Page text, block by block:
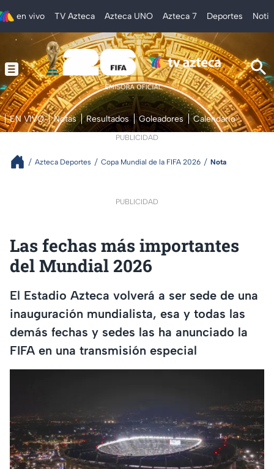
en vivo TV Azteca Azteca UNO Azteca 7 Deportes
EN VIVO Notas Resultados Goleadores Calendario
PUBLICIDAD
Azteca Deportes Copa Mundial de la FIFA 2026 Nota
PUBLICIDAD
Las fechas más importantes
del Mundial 2026
El Estadio Azteca volverá a ser sede de una
inauguración mundialista, esa y todas las
demás fechas y sedes las ha anunciado la
FIFA en una transmisión especial